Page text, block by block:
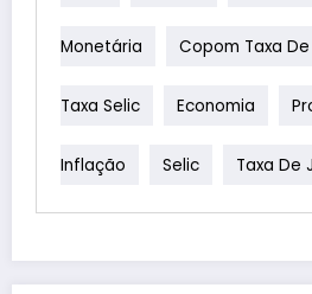
Monetária Copom Taxa
Taxa Selic Economia
Inflação Selic Taxa De